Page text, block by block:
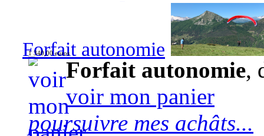
Forfait autonomie
1 340,00 euros
Forfait autonomie,
voir mon panier
poursuivre mes achâts...